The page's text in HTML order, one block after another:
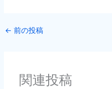
← 前の投稿
関連投稿